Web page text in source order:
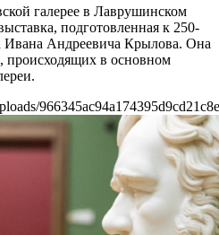
галерее в Лаврушинском
подготовленная к 250-
Ивана Андреевича Крылова. Она
происходящих в основном